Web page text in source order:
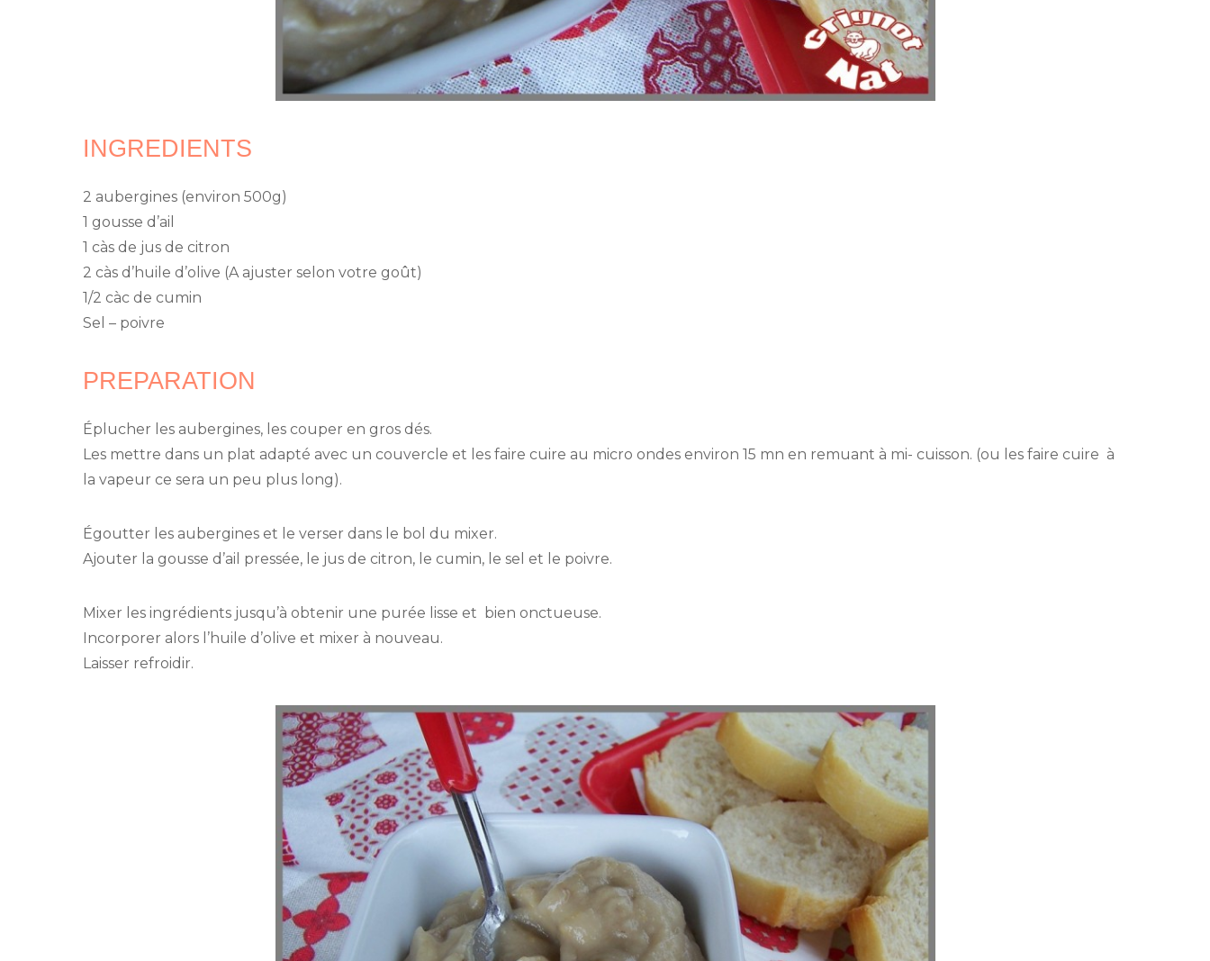
INGREDIENTS
2 aubergines (environ 500g)
1 gousse d’ail
1 càs de jus de citron
2 càs d’huile d’olive (A ajuster selon votre goût)
1/2 càc de cumin
Sel – poivre
PREPARATION
Éplucher les aubergines, les couper en gros dés.
Les mettre dans un plat adapté avec un couvercle et les faire cuire au micro ondes environ 15 mn en remuant à mi- cuisson. (ou les faire cuire à
la vapeur ce sera un peu plus long).
Égoutter les aubergines et le verser dans le bol du mixer.
Ajouter la gousse d’ail pressée, le jus de citron, le cumin, le sel et le poivre.
Mixer les ingrédients jusqu’à obtenir une purée lisse et bien onctueuse.
Incorporer alors l’huile d’olive et mixer à nouveau.
Laisser refroidir.